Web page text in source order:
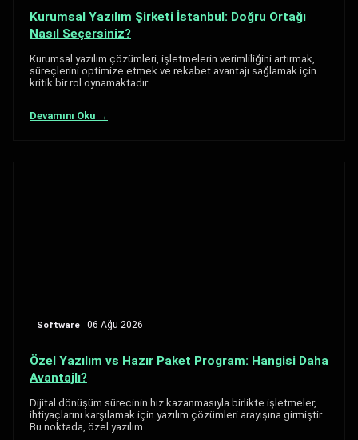
Kurumsal Yazılım Şirketi İstanbul: Doğru Ortağı
Nasıl Seçersiniz?
Kurumsal yazılım çözümleri, işletmelerin verimliliğini artırmak,
süreçlerini optimize etmek ve rekabet avantajı sağlamak için
kritik bir rol oynamaktadır.…
Devamını Oku →
Software 06 Ağu 2026
Özel Yazılım vs Hazır Paket Program: Hangisi Daha
Avantajlı?
Dijital dönüşüm sürecinin hız kazanmasıyla birlikte işletmeler,
ihtiyaçlarını karşılamak için yazılım çözümleri arayışına girmiştir.
Bu noktada, özel yazılım…